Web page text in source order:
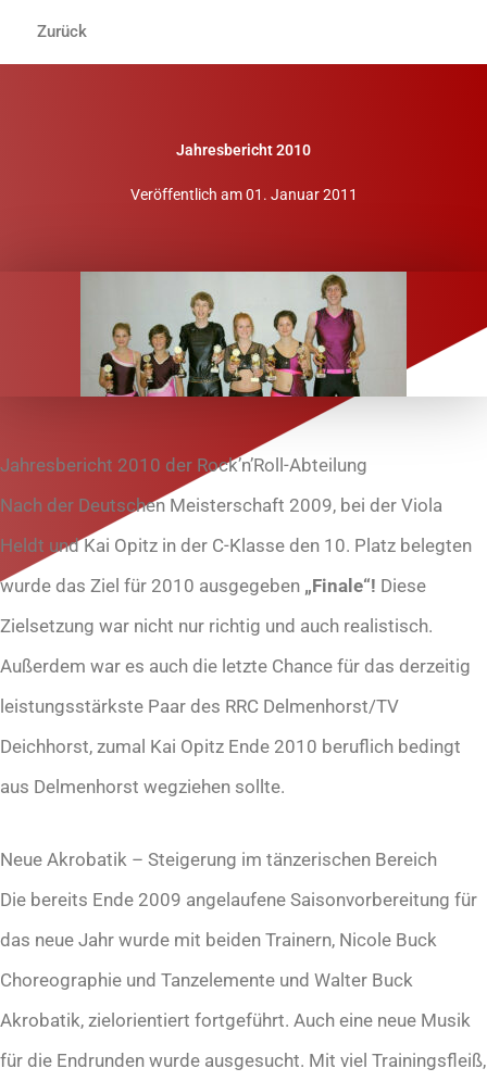
InhaltZurück
Jahresbericht 2010
Veröffentlich am01. Januar 2011
Jahresbericht 2010 der Rock’n’Roll-Abteilung
Nach der Deutschen Meisterschaft 2009, bei der Viola
Heldt und Kai Opitz in der C-Klasse den 10. Platz belegten
wurde das Ziel für 2010 ausgegeben „Finale“! Diese
Zielsetzung war nicht nur richtig und auch realistisch.
Außerdem war es auch die letzte Chance für das derzeitig
leistungsstärkste Paar des RRC Delmenhorst/TV
Deichhorst, zumal Kai Opitz Ende 2010 beruflich bedingt
aus Delmenhorst wegziehen sollte.
Neue Akrobatik – Steigerung im tänzerischen Bereich
Die bereits Ende 2009 angelaufene Saisonvorbereitung für
das neue Jahr wurde mit beiden Trainern, Nicole Buck
Choreographie und Tanzelemente und Walter Buck
Akrobatik, zielorientiert fortgeführt. Auch eine neue Musik
für die Endrunden wurde ausgesucht. Mit viel Trainingsfleiß,